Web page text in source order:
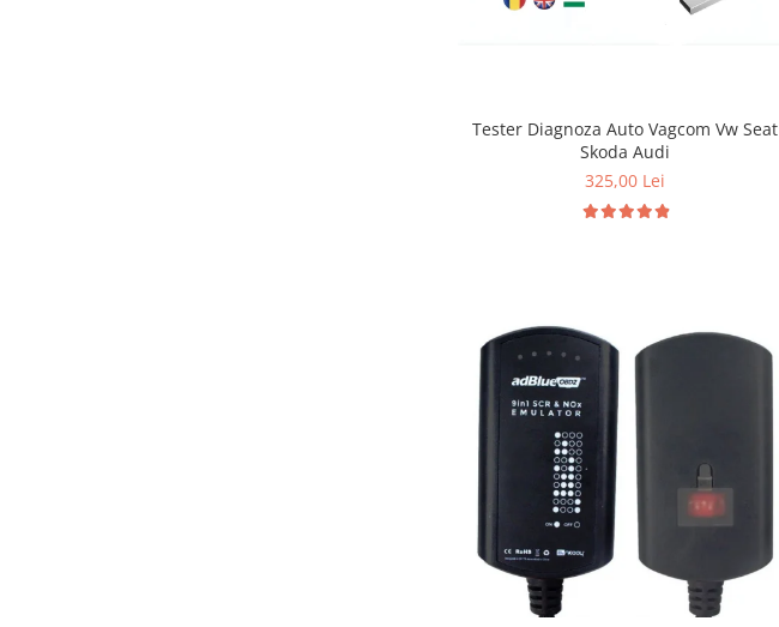
Tester Diagnoza Auto Vagcom Vw Seat
Skoda Audi
325,00 Lei